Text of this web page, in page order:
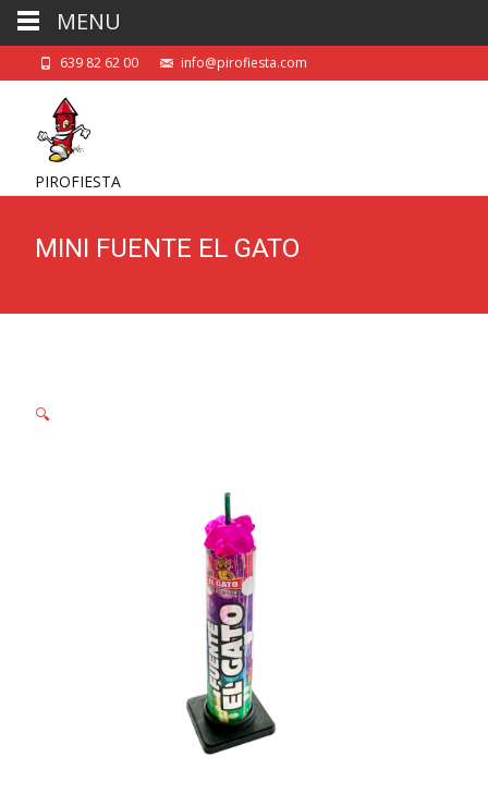
639 82 62 00 info@pirofiesta.com
PIROFIESTA
MINI FUENTE EL GATO
🔍
MENU